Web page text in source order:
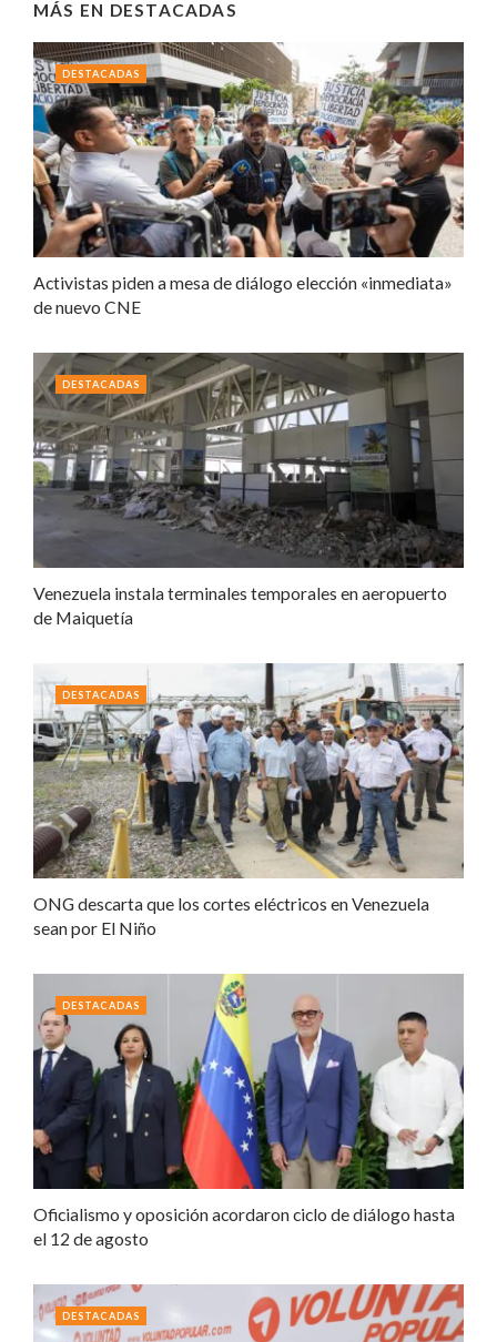
MÁS EN DESTACADAS
Activistas piden a mesa de diálogo elección «inmediata»
de nuevo CNE
DESTACADAS
Venezuela instala terminales temporales en aeropuerto
de Maiquetía
DESTACADAS
ONG descarta que los cortes eléctricos en Venezuela
sean por El Niño
DESTACADAS
Oficialismo y oposición acordaron ciclo de diálogo hasta
el 12 de agosto
DESTACADAS
DESTACADAS